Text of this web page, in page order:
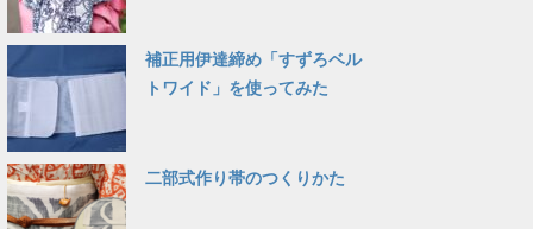
補正用伊達締め「すずろベル
トワイド」を使ってみた
二部式作り帯のつくりかた